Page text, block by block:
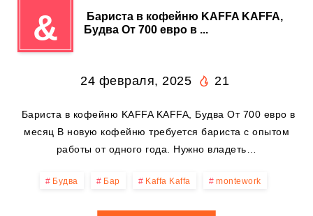
&
️ Бариста в кофейню KAFFA KAFFA,
Будва От 700 евро в ...
24 февраля, 2025 21
️ Бариста в кофейню KAFFA KAFFA, Будва От 700 евро в
месяц В новую кофейню требуется бариста с опытом
работы от одного года. Нужно владеть…
Будва Бар Kaffa Kaffa montework